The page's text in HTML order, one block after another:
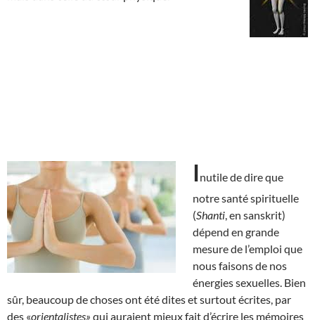
Inutile de dire que
notre santé spirituelle
(Shanti , en sanskrit)
dépend en grande
mesure de l’emploi que
nous faisons de nos
énergies sexuelles. Bien
sûr, beaucoup de choses ont été dites et surtout écrites, par
des «orientalistes» qui auraient mieux fait d’écrire les mémoires